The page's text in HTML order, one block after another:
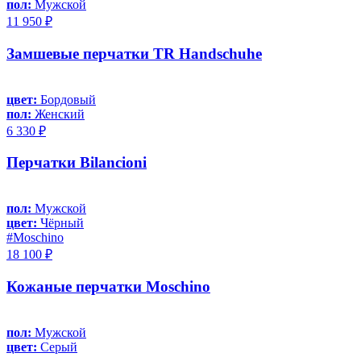
пол: Мужской
11 950 ₽
Замшевые перчатки TR Handschuhe
цвет: Бордовый
пол: Женский
6 330 ₽
Перчатки Bilancioni
пол: Мужской
цвет: Чёрный
#Moschino
18 100 ₽
Кожаные перчатки Moschino
пол: Мужской
цвет: Серый